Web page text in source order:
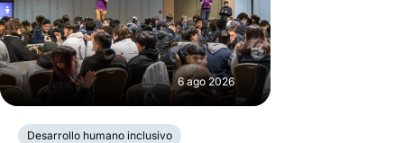
6 ago 2026
Desarrollo humano inclusivo